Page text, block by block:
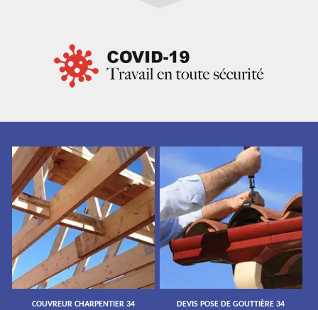
COUVREUR CHARPENTIER 34 DEVIS POSE DE GOUTTIÈRE 34